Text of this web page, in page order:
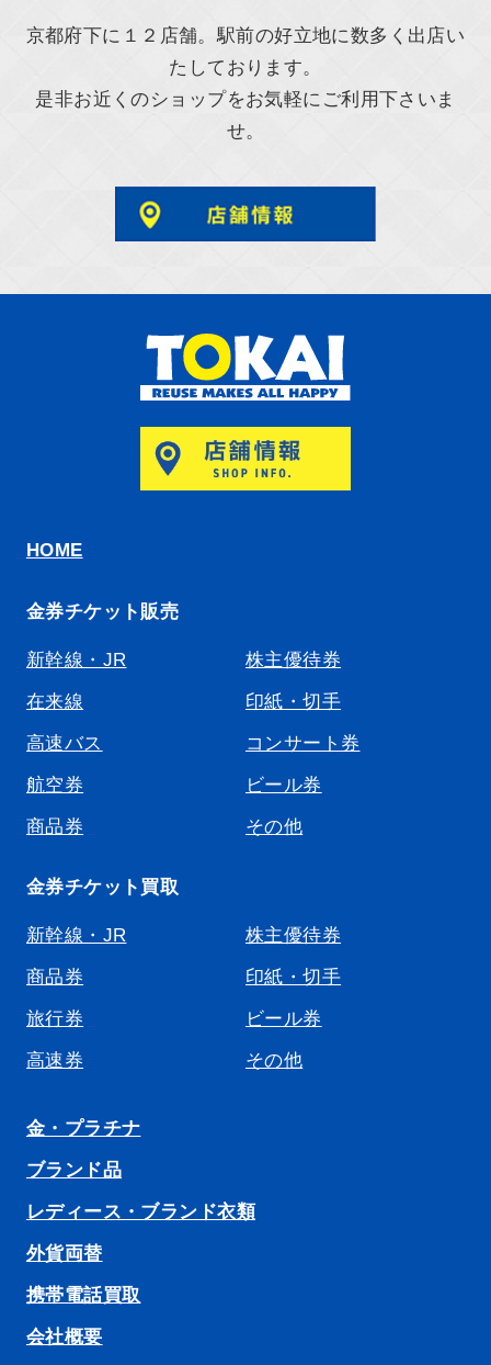
京都府下に１２店舗。駅前の好立地に数多く出店い
たしております。
是非お近くのショップをお気軽にご利用下さいま
せ。
HOME
金券チケット販売
新幹線・JR
株主優待券
在来線
印紙・切手
高速バス
コンサート券
航空券
ビール券
商品券
その他
金券チケット買取
新幹線・JR
株主優待券
商品券
印紙・切手
旅行券
ビール券
高速券
その他
金・プラチナ
ブランド品
レディース・ブランド衣類
外貨両替
携帯電話買取
会社概要